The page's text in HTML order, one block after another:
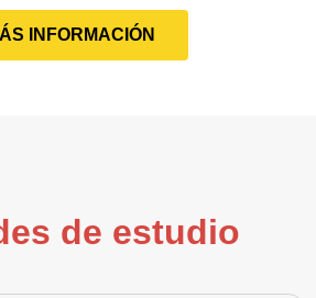
INFORMACIÓN
de estudio